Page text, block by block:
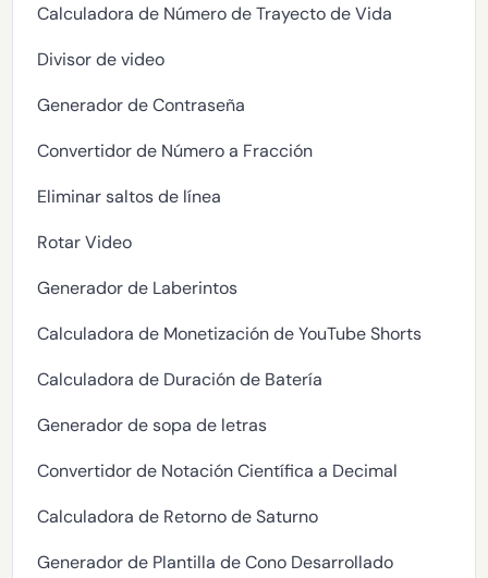
Calculadora de Número de Trayecto de Vida
Divisor de video
Generador de Contraseña
Convertidor de Número a Fracción
Eliminar saltos de línea
Rotar Video
Generador de Laberintos
Calculadora de Monetización de YouTube Shorts
Calculadora de Duración de Batería
Generador de sopa de letras
Convertidor de Notación Científica a Decimal
Calculadora de Retorno de Saturno
Generador de Plantilla de Cono Desarrollado